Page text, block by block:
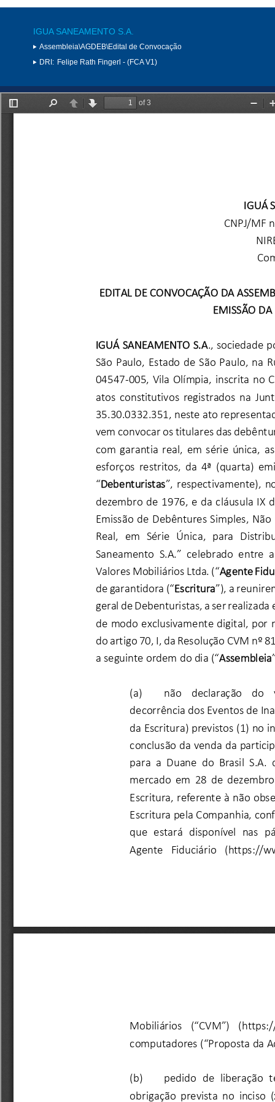
IGUA SANEAMENTO S.A.
Assembleia\AGDEB\Edital de Convocação
DRI: Felipe Rath Fingerl - (FCA V1)